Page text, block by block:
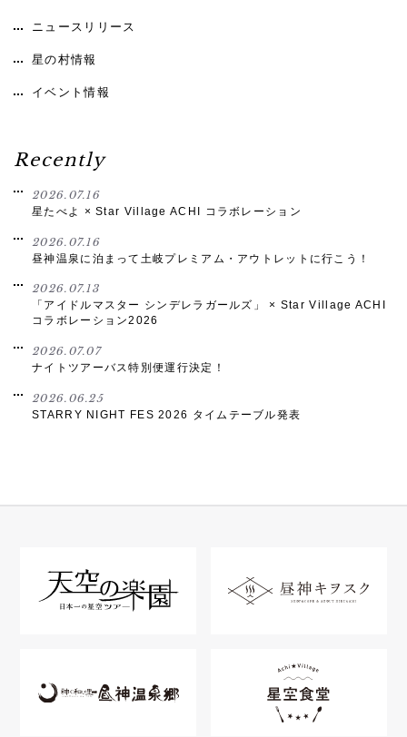
ニュースリリース
星の村情報
イベント情報
Recently
2026.07.16
星たべよ × Star Village ACHI コラボレーション
2026.07.16
昼神温泉に泊まって土岐プレミアム・アウトレットに行こう！
2026.07.13
「アイドルマスター シンデレラガールズ」 × Star Village ACHI
コラボレーション2026
2026.07.07
ナイトツアーバス特別便運行決定！
2026.06.25
STARRY NIGHT FES 2026 タイムテーブル発表